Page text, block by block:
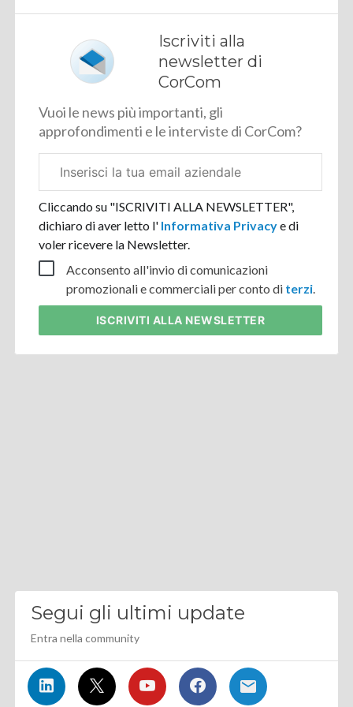
Iscriviti alla
newsletter di
CorCom
Vuoi le news più importanti, gli
approfondimenti e le interviste di CorCom?
aziendale
Cliccando su "ISCRIVITI ALLA NEWSLETTER",
dichiaro di aver letto l' Informativa Privacye di
voler ricevere la Newsletter.
Acconsento all'invio di comunicazioni
promozionali e commerciali per conto di terzi.
ISCRIVITI ALLA NEWSLETTER
Segui gli ultimi update
Entra nella community